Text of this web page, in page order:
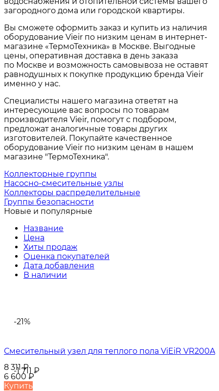
загородного дома или городской квартиры.
Вы сможете оформить заказ и купить из наличия
оборудование Vieir по низким ценам в интернет-
магазине «ТермоТехника» в Москве. Выгодные
цены, оперативная доставка в день заказа
по Москве и возможность самовывоза не оставят
равнодушных к покупке продукцию бренда Vieir
именно у нас.
Специалисты нашего магазина ответят на
интересующие вас вопросы по товарам
производителя Vieir, помогут с подбором,
предложат аналогичные товары других
изготовителей. Покупайте качественное
оборудование Vieir по низким ценам в нашем
магазине "ТермоТехника".
Коллекторные группы
Насосно-смесительные узлы
Коллекторы распределительные
Группы безопасности
Новые и популярные
Название
Цена
Хиты продаж
Оценка покупателей
Дата добавления
В наличии
-21%
-1 711 ₽
Смесительный узел для теплого пола ViEiR VR200A
8 311₽
6 600₽
Купить